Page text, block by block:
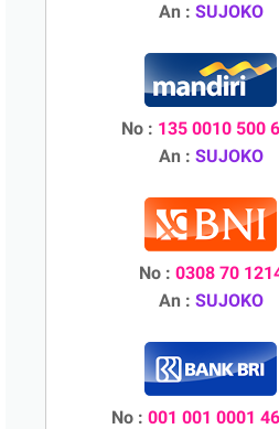
An : SUJOKO
No : 135 0010 500
An : SUJOKO
No : 0308 70
An : SUJOKO
No : 001 001 0001